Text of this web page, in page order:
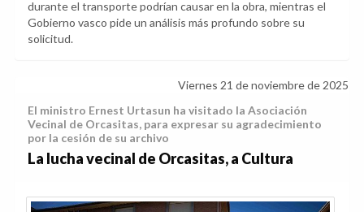
durante el transporte podrían causar en la obra, mientras el
Gobierno vasco pide un análisis más profundo sobre su
solicitud.
Viernes 21 de noviembre de 2025
El ministro Ernest Urtasun ha visitado la Asociación
Vecinal de Orcasitas, para expresar su agradecimiento
por la cesión de su archivo
La lucha vecinal de Orcasitas, a Cultura